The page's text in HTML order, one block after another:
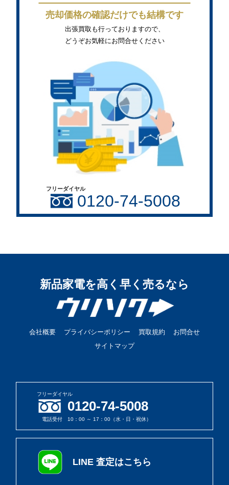
売却価格の確認だけでも結構です
出張買取も行っておりますので、
どうぞお気軽にお問合せください
フリーダイヤル
0120-74-5008
新品家電を高く早く売るなら
会社概要 プライバシーポリシー 買取規約
お問合せ
サイトマップ
フリーダイヤル
0120-74-5008
電話受付 10：00 ～ 17：00（水・日・祝休）
LINE 査定はこちら